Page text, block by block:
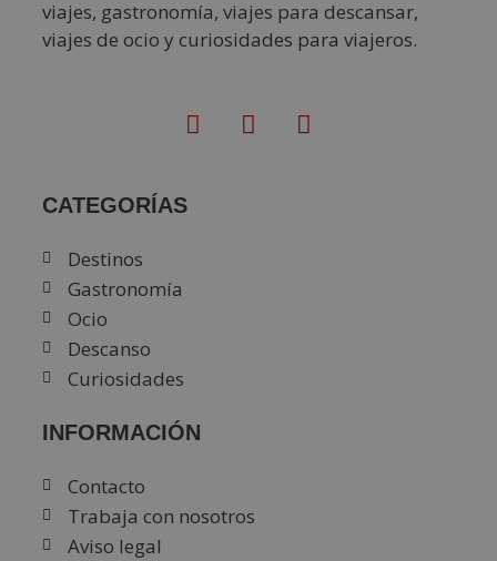
viajes, gastronomía, viajes para descansar,
viajes de ocio y curiosidades para viajeros.
CATEGORÍAS
Destinos
Gastronomía
Ocio
Descanso
Curiosidades
INFORMACIÓN
Contacto
Trabaja con nosotros
Aviso legal